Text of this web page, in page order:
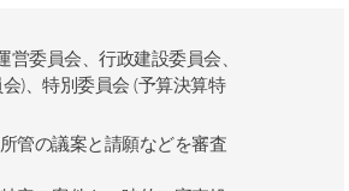
営委員会、行政建設委員会、
)、特別委員会 (予算決算特
管の議案と請願などを審査